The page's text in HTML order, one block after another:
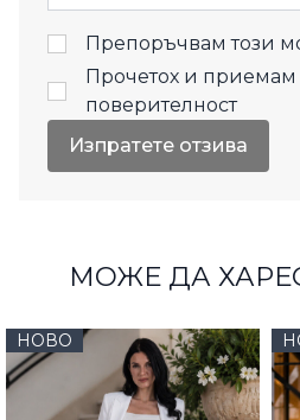
Препоръчвам този
Прочетох и приемам
поверителност
Изпратете отзива
МОЖЕ ДА
НОВО